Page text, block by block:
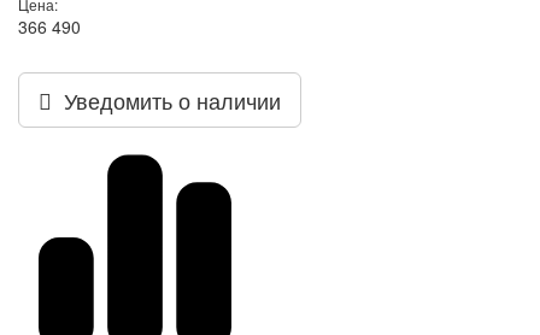
Цена:
366 490
Уведомить о наличии